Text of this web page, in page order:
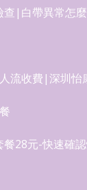
查|白帶異常怎
流收費|深圳怡
28元-快速確